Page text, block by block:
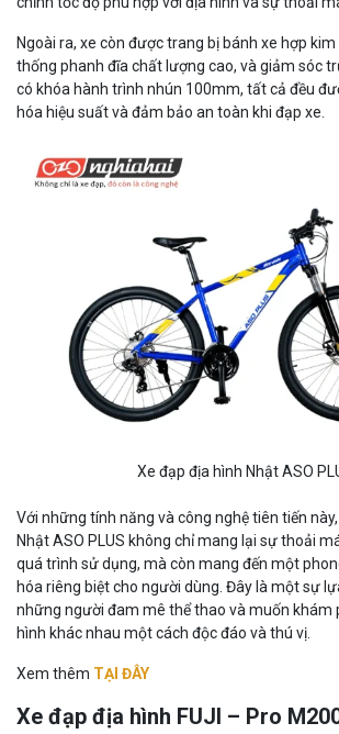
Ngoài ra, xe còn được trang bị bánh xe hợp
thống phanh đĩa chất lượng cao, và giảm sóc
có khóa hành trình nhún 100mm, tất cả đều
hóa hiệu suất và đảm bảo an toàn khi đạp xe.
Xe đạp địa hình Nhật ASO
Với những tính năng và công nghệ tiên tiến
Nhật ASO PLUS không chỉ mang lại sự thoải
quá trình sử dụng, mà còn mang đến một
hóa riêng biệt cho người dùng. Đây là một sự
những người đam mê thể thao và muốn khám
hình khác nhau một cách độc đáo và thú vị.
Xem thêm TẠI ĐÂY
Xe đạp địa hình FUJI – Pro